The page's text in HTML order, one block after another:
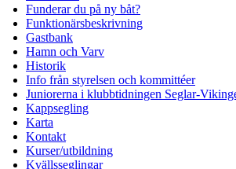
Funderar du på ny båt?
Funktionärsbeskrivning
Gastbank
Hamn och Varv
Historik
Info från styrelsen och kommittéer
Juniorerna i klubbtidningen Seglar-
Kappsegling
Karta
Kontakt
Kurser/utbildning
Kvällsseglingar